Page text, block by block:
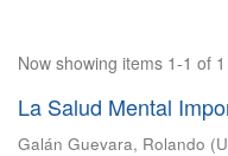
Now showing items 1-1 of 1
La Salud Mental
Galán Guevara, Rolando (